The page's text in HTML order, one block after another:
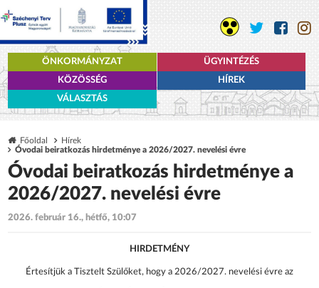
ÖNKORMÁNYZAT
ÜGYINTÉZÉS
KÖZÖSSÉG
HÍREK
VÁLASZTÁS
Főoldal
Hírek
Óvodai beiratkozás hirdetménye a 2026/2027. nevelési évre
Óvodai beiratkozás hirdetménye a
2026/2027. nevelési évre
2026. február 16., hétfő, 10:07
HIRDETMÉNY
Értesítjük a Tisztelt Szülőket, hogy a 2026/2027. nevelési évre az